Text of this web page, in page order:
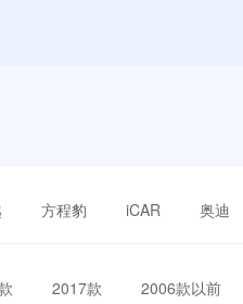
方程豹 iCAR 奥迪
2017款 2006款以前